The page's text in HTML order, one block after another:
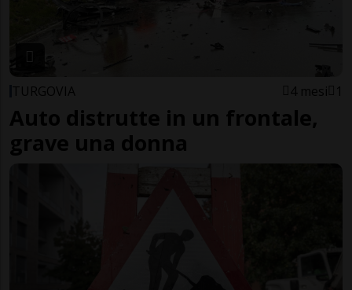
TURGOVIA 4 mesi 1
Auto distrutte in un frontale,
grave una donna